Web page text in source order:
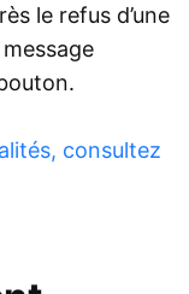
le refus d’une
consultez